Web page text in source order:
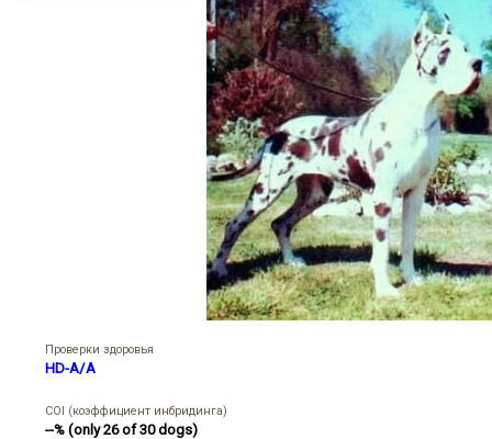
Проверки здоровья
HD-A/A
COI (коэффициент инбридинга)
--% (only 26 of 30 dogs)